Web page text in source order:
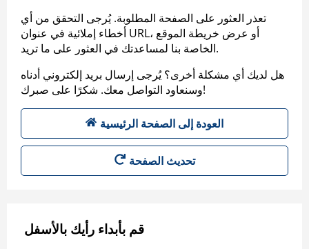
تعذر العثور على الصفحة المطلوبة. يُرجى التحقق من أي
أخطاء إملائية في عنوان URL، أو عرض خريطة الموقع
الخاصة بنا لمساعدتك في العثور على ما تريد.
هل لديك أي مشكلة أخرى؟ يُرجى إرسال بريد إلكتروني أدناه
وسنعاود التواصل معك. شكرًا على صبرك!
العودة إلى الصفحة الرئيسية
تحديث الصفحة
قم بأبداء رأيك بالأسفل